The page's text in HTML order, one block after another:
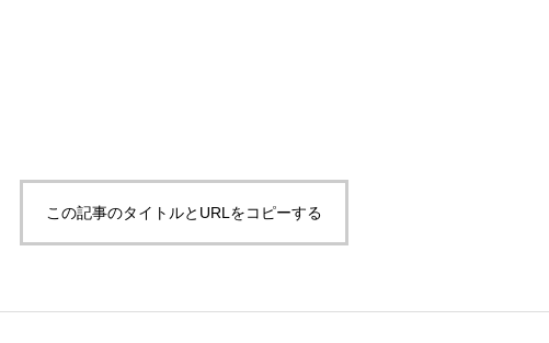
この記事のタイトルとURLをコピーする